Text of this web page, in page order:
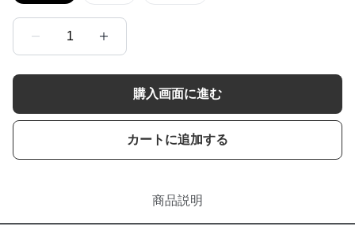
1
購入画面に進む
カートに追加する
商品説明